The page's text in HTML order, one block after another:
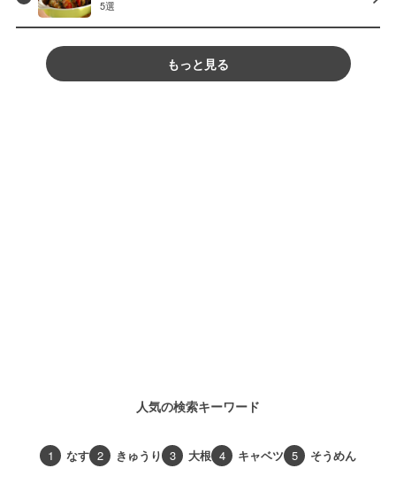
5選
もっと見る
人気の検索キーワード
1 なす 2 きゅうり 3 大根 4 キャベツ 5 そうめん